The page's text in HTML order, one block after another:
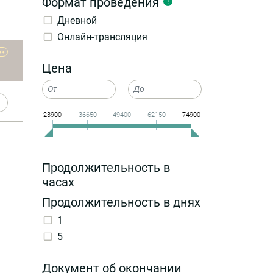
Дневной
Онлайн-трансляция
Цена
23900 36650 49400 62150 74900
Продолжительность в
часах
Продолжительность в днях
1
5
Документ об окончании